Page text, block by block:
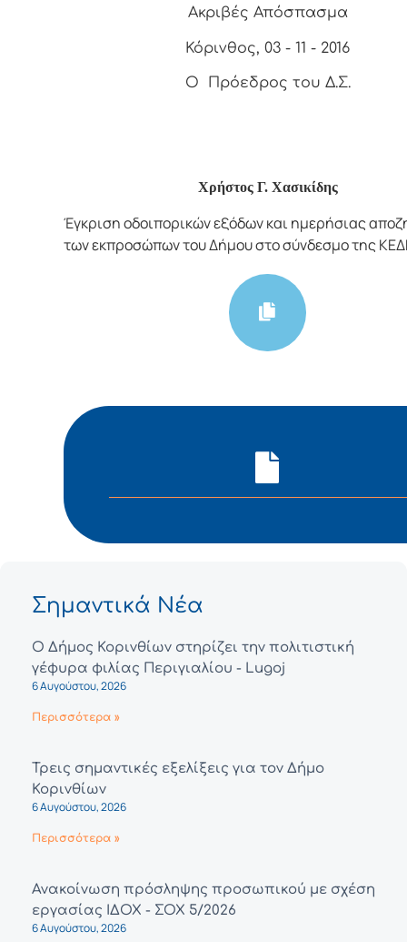
Ακριβές Απόσπασμα
Κόρινθος, 03 - 11 - 2016
Ο Πρόεδρος του Δ.Σ.
Χρήστος Γ. Χασικίδης
Έγκριση οδοιπορικών εξόδων και ημερήσιας
των εκπροσώπων του Δήμου στο σύνδεσμο της
Σημαντικά Νέα
Ο Δήμος Κορινθίων στηρίζει την πολιτιστική
γέφυρα φιλίας Περιγιαλίου - Lugoj
6 Αυγούστου, 2026
Περισσότερα »
Τρεις σημαντικές εξελίξεις για τον Δήμο
Κορινθίων
6 Αυγούστου, 2026
Περισσότερα »
Ανακοίνωση πρόσληψης προσωπικού με σχέση
εργασίας ΙΔΟΧ - ΣΟΧ 5/2026
6 Αυγούστου, 2026